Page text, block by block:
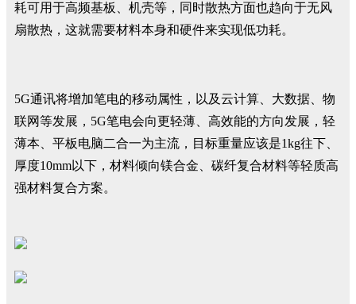
耗可用于高频基板、机壳等，同时散热方面也趋向于无风
扇散热，这就需要材料本身和硬件来实现低功耗。
5G通讯将增加笔电的移动属性，以及云计算、大数据、物
联网等发展，5G笔电会向更轻薄、高效能的方向发展，轻
薄本、平板电脑二合一为主流，目标重量应该是1kg往下、
厚度10mm以下，材料倾向镁合金、碳纤复合材料等轻质高
强材料复合方案。